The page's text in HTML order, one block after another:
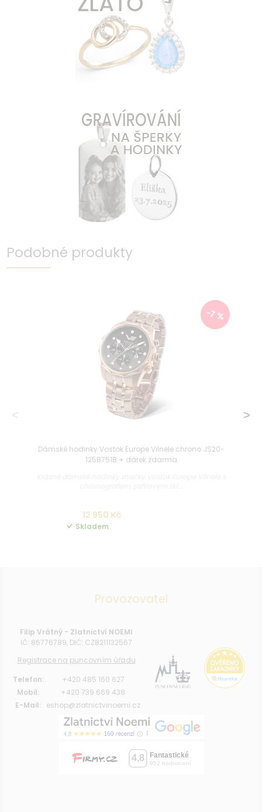
Podobné produkty
-7 %
Dámské hodinky Vostok Europe Vilnele chrono JS20-
125B751B + dárek zdarma
12 950 Kč
Skladem
Provozovatel
Filip Vrátný - Zlatnictví NOEMI
IČ: 86776789, DIČ: CZ8211132567
Registrace na puncovním úřadu
Telefon:
+420 485 160 627
Mobil:
+420 739 669 438
E-Mail:
eshop@zlatnictvinoemi.cz